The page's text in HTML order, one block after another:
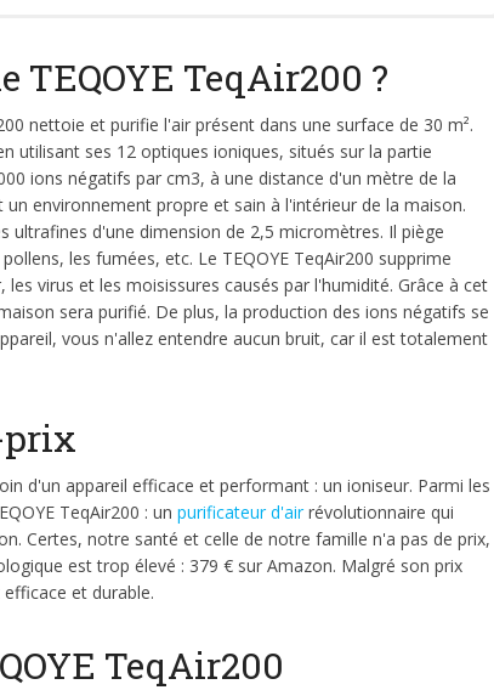
pas de filtre, vous n'allez pas remplacer de filtre. De
élément lavable. De ce fait, l'utilisateur ne serait pas obligé
Il suffit de le brancher et de profiter d'un air sain et propre.
polluantes dans votre maison, pour que vous trouviez
Le niveau sonore du TEQOYE TeqAir200 est de 0 dB.
consommation énergétique de cet appareil, elle est très faible.
puissance de 1,5 watt, vous allez uniquement débourser 3 €
usage.
grâce à son poids de 980 grammes, vous pouvez
d'un endroit à un autre. Ainsi, toutes les pièces de la
profiter des avantages offerts par ce produit.
TeqAir200 ?
nettoie et purifie l'air présent dans une surface de 30 m².
utilisant ses 12 optiques ioniques, situés sur la partie
ions négatifs par cm3, à une distance d'un mètre de la
environnement propre et sain à l'intérieur de la maison.
ultrafines d'une dimension de 2,5 micromètres. Il piège
les fumées, etc. Le TEQOYE TeqAir200 supprime
virus et les moisissures causés par l'humidité. Grâce à cet
sera purifié. De plus, la production des ions négatifs se
vous n'allez entendre aucun bruit, car il est totalement
prix
d'un appareil efficace et performant : un ioniseur. Parmi les
TeqAir200 : un purificateur d'airrévolutionnaire qui
Certes, notre santé et celle de notre famille n'a pas de prix,
est trop élevé : 379 € sur Amazon. Malgré son prix
et durable.
TeqAir200